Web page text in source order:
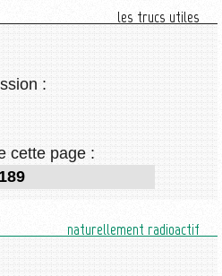
les trucs utiles
:
cette page :
naturellement radioactif